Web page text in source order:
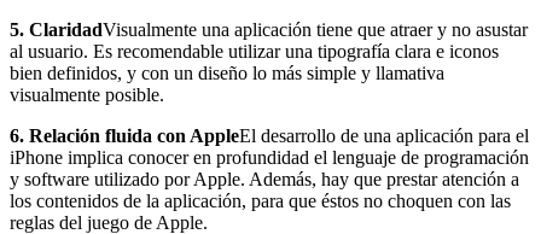
5. ClaridadVisualmente una aplicación tiene que atraer y no asustar
al usuario. Es recomendable utilizar una tipografía clara e iconos
bien definidos, y con un diseño lo más simple y llamativa
visualmente posible.
6. Relación fluida con AppleEl desarrollo de una aplicación para el
iPhone implica conocer en profundidad el lenguaje de programación
y software utilizado por Apple. Además, hay que prestar atención a
los contenidos de la aplicación, para que éstos no choquen con las
reglas del juego de Apple.